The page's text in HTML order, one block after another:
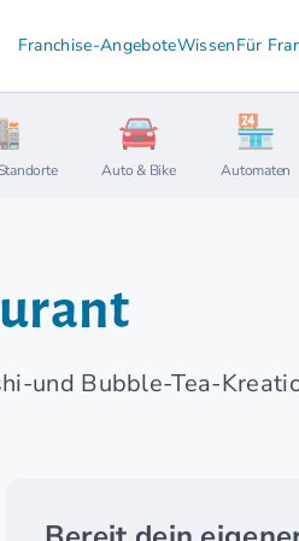
Franchise-AngeboteWissenFür
Auto & Bike Automaten
und Bubble-Tea-